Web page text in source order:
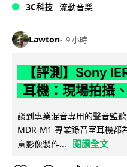
3C科技 流動音樂
Lawton 9 小時
【評測】Sony
耳機：現場拍攝
談到專業混音專用的聲音監
MDR-M1 專業錄音室耳機都
意影像製作...
閱讀全文